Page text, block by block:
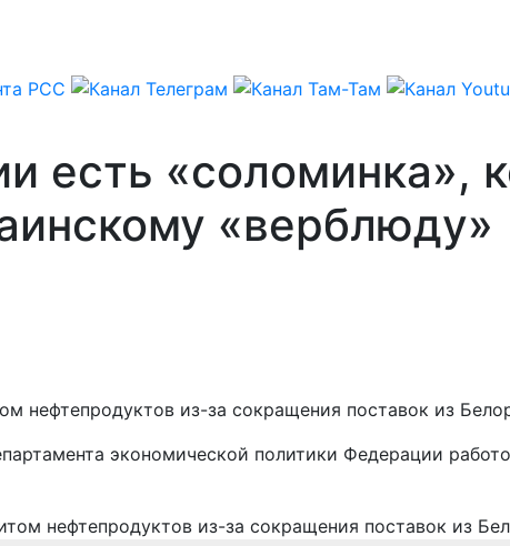
есть «соломинка»,
«верблюду»
нефтепродуктов из-за сокращения поставок из
экономической политики Федерации